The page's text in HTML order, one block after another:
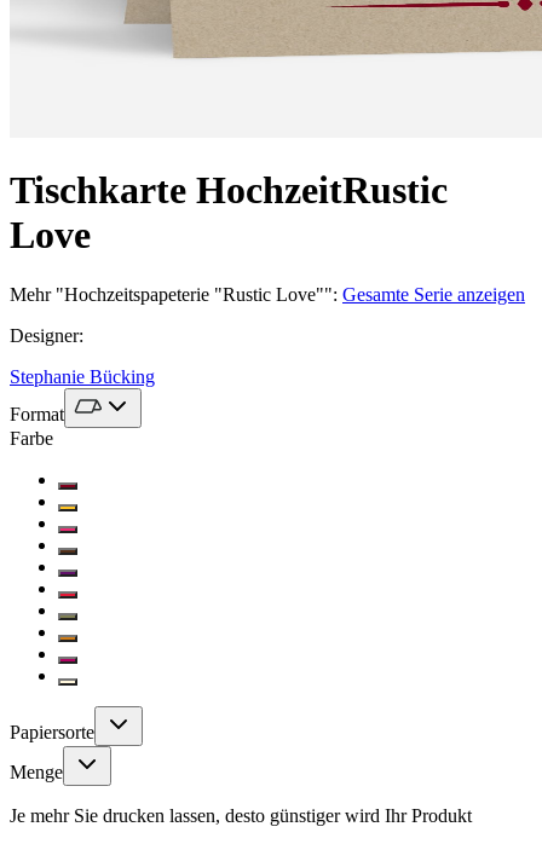
Tischkarte HochzeitRustic
Love
Mehr"Hochzeitspapeterie "Rustic Love"": Gesamte Serie anzeigen
Designer:
Stephanie Bücking
Format
Farbe
Papiersorte
Menge
Je mehr Sie drucken lassen, desto günstiger wird Ihr Produkt